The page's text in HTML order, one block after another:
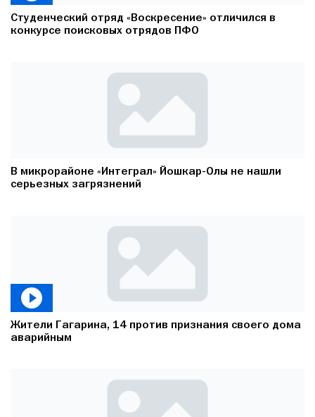
Студенческий отряд «Воскресение» отличился в
конкурсе поисковых отрядов ПФО
В микрорайоне «Интеграл» Йошкар-Олы не нашли
серьезных загрязнений
Жители Гагарина, 14 против признания своего дома
аварийным